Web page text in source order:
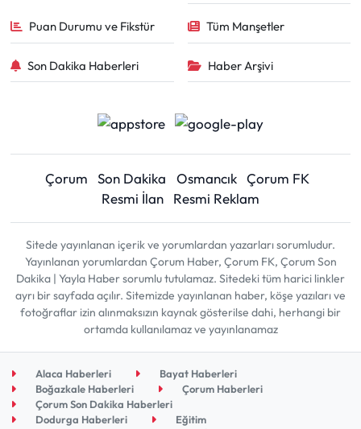
Puan Durumu ve Fikstür Tüm Manşetler
Son Dakika Haberleri Haber Arşivi
Çorum Son Dakika Osmancık Çorum FK
Resmi İlan
Resmi Reklam
Sitede yayınlanan içerik ve yorumlardan yazarları sorumludur.
Yayınlanan yorumlardan Çorum Haber, Çorum FK, Çorum Son
Dakika | Yayla Haber sorumlu tutulamaz. Sitedeki tüm harici linkler
ayrı bir sayfada açılır. Sitemizde yayınlanan haber, köşe yazıları ve
fotoğraflar izin alınmaksızın kaynak gösterilse dahi, herhangi bir
ortamda kullanılamaz ve yayınlanamaz
Alaca Haberleri
Bayat Haberleri
Boğazkale Haberleri
Çorum Haberleri
Çorum Son Dakika Haberleri
Dodurga Haberleri
Eğitim